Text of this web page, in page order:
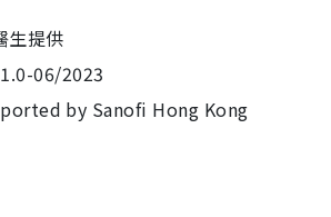
生提供
06/2023
by Sanofi Hong Kong